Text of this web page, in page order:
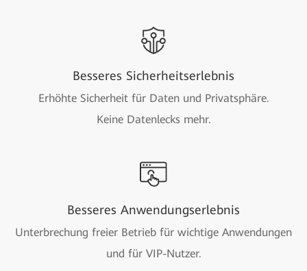
Besseres Sicherheitserlebnis
Erhöhte Sicherheit für Daten und Privatsphäre.
Keine Datenlecks mehr.
Besseres Anwendungserlebnis
Unterbrechung freier Betrieb für wichtige Anwendungen
und für VIP-Nutzer.